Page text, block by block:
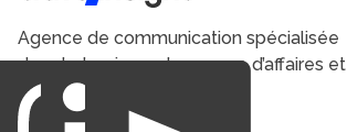
Agence de communication spécialisée
dans le tourisme du voyage d’affaires et
du loisirs.